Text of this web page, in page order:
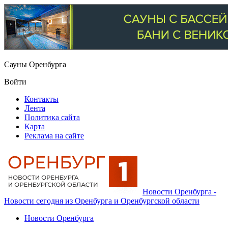
Сауны Оренбурга
Войти
Контакты
Лента
Политика сайта
Карта
Реклама на сайте
Новости Оренбурга -
Новости сегодня из Оренбурга и Оренбургской области
Новости Оренбурга